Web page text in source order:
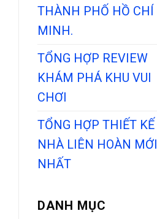
THÀNH PHỐ HỒ CHÍ
MINH.
TỔNG HỢP REVIEW
KHÁM PHÁ KHU VUI
CHƠI
TỔNG HỢP THIẾT KẾ
NHÀ LIÊN HOÀN MỚI
NHẤT
DANH MỤC